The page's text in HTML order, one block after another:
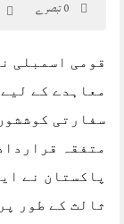
قومی اسمبلی
معاہدے کے
سفارتی
متفقہ
پاکستان نے
ثالث کے طور